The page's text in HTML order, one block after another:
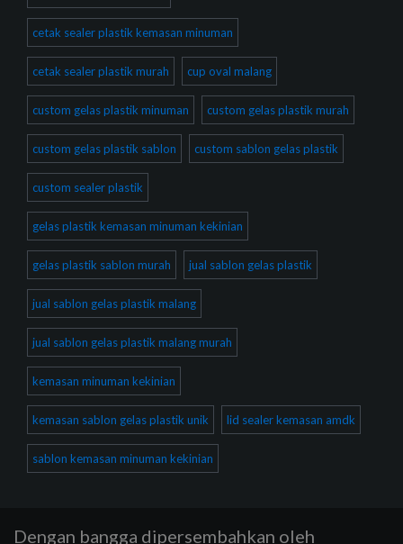
cetak sealer plastik kemasan minuman
cetak sealer plastik murah cup oval malang
custom gelas plastik minuman custom gelas plastik murah
custom gelas plastik sablon custom sablon gelas plastik
custom sealer plastik
gelas plastik kemasan minuman kekinian
gelas plastik sablon murah jual sablon gelas plastik
jual sablon gelas plastik malang
jual sablon gelas plastik malang murah
kemasan minuman kekinian
kemasan sablon gelas plastik unik lid sealer kemasan amdk
sablon kemasan minuman kekinian
Dengan bangga dipersembahkan oleh